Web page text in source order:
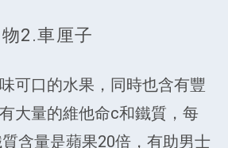
2.車厘子
可口的水果，同時也含有豐
大量的維他命c和鐵質，每
含量是蘋果20倍，有助男士